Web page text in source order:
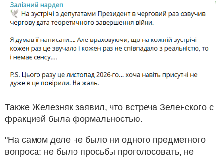
Также Железняк заявил, что встреча Зеленского с
фракцией была формальностью.
"На самом деле не было ни одного предметного
вопроса: не было просьбы проголосовать, не